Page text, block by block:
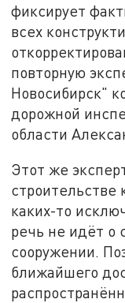
фиксирует
всех
повторную
Новосибирск"
дорожной
области
Этот же
строительстве
каких-то
речь не идёт о
сооружении.
ближайшего